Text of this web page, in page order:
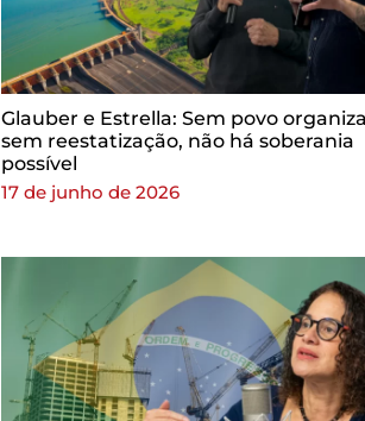
Glauber e Estrella: Sem povo
sem reestatização, não há soberania
possível
17 de junho de 2026